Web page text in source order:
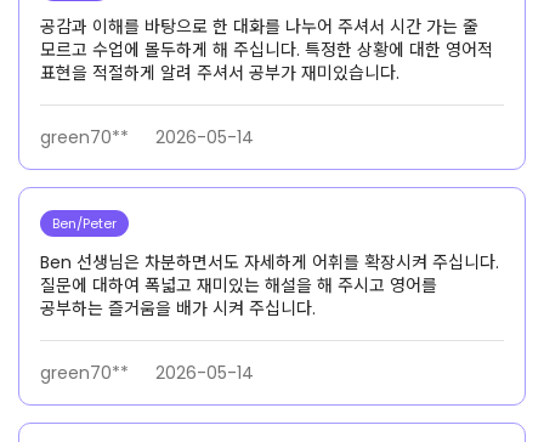
공감과 이해를 바탕으로 한 대화를 나누어 주셔서 시간 가는 줄
모르고 수업에 몰두하게 해 주십니다. 특정한 상황에 대한 영어적
표현을 적절하게 알려 주셔서 공부가 재미있습니다.
green70** 2026-05-14
Ben/Peter
Ben 선생님은 차분하면서도 자세하게 어휘를 확장시켜 주십니다.
질문에 대하여 폭넓고 재미있는 해설을 해 주시고 영어를
공부하는 즐거움을 배가 시켜 주십니다.
green70** 2026-05-14